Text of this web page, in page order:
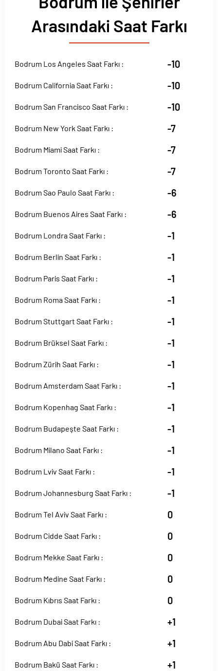
Arasındaki Saat Farkı
Bodrum Los Angeles Saat Farkı : -10
Bodrum California Saat Farkı : -10
Bodrum San Francisco Saat Farkı : -10
Bodrum New York Saat Farkı : -7
Bodrum Miami Saat Farkı : -7
Bodrum Toronto Saat Farkı : -7
Bodrum Sao Paulo Saat Farkı : -6
Bodrum Buenos Aires Saat Farkı : -6
Bodrum Londra Saat Farkı : -1
Bodrum Berlin Saat Farkı : -1
Bodrum Paris Saat Farkı : -1
Bodrum Roma Saat Farkı : -1
Bodrum Stuttgart Saat Farkı : -1
Bodrum Brüksel Saat Farkı : -1
Bodrum Zürih Saat Farkı : -1
Bodrum Amsterdam Saat Farkı : -1
Bodrum Kopenhag Saat Farkı : -1
Bodrum Budapeşte Saat Farkı : -1
Bodrum Milano Saat Farkı : -1
Bodrum Lviv Saat Farkı : -1
Bodrum Johannesburg Saat Farkı : -1
Bodrum Tel Aviv Saat Farkı : 0
Bodrum Cidde Saat Farkı : 0
Bodrum Mekke Saat Farkı : 0
Bodrum Medine Saat Farkı : 0
Bodrum Kıbrıs Saat Farkı : 0
Bodrum Dubai Saat Farkı : +1
Bodrum Abu Dabi Saat Farkı : +1
Bodrum Bakü Saat Farkı : +1